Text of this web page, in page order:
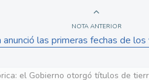
NOTA ANTERIOR
las primeras fechas de
el Gobierno otorgó títulos de